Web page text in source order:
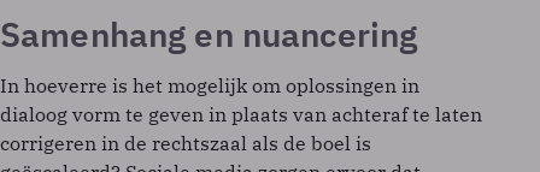
Samenhang en nuancering
In hoeverre is het mogelijk om oplossingen in
dialoog vorm te geven in plaats van achteraf te laten
corrigeren in de rechtszaal als de boel is